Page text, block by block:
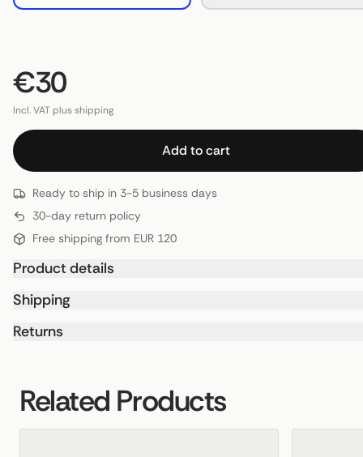
€30
Incl. VAT plus shipping
Add to cart
Ready to ship in 3-5 business days
30-day return policy
Free shipping from EUR 120
Product details
Shipping
Returns
Related Products